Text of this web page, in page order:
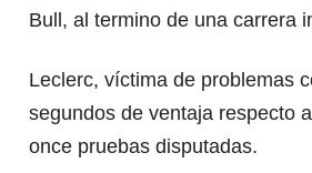
Bull, al termino de una carrera
Leclerc, víctima de problemas
segundos de ventaja respecto
once pruebas disputadas.